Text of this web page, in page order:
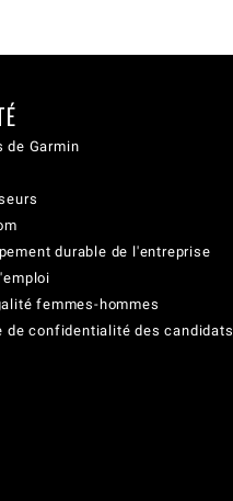
de Garmin
durable de l'entreprise
femmes-hommes
de confidentialité des candidats